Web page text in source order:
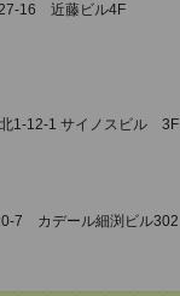
16 近藤ビル4F
1-12-1 サイノスビル 3F
7 カデール細渕ビル302